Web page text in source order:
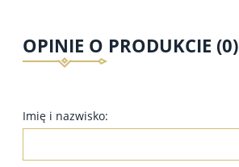
OPINIE O PRODUKCIE (0)
Imię i nazwisko: